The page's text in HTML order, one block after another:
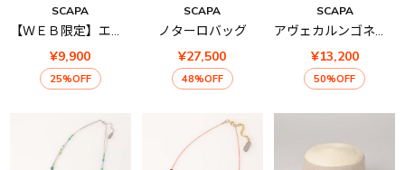
SCAPA
¥9,900
25%OFF
SCAPA
ノターロバッグ
¥27,500
48%OFF
SCAPA
¥13,200
50%OFF